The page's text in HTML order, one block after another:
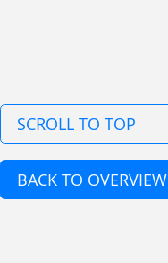
SCROLL TO TOP
BACK TO OVERVIEW